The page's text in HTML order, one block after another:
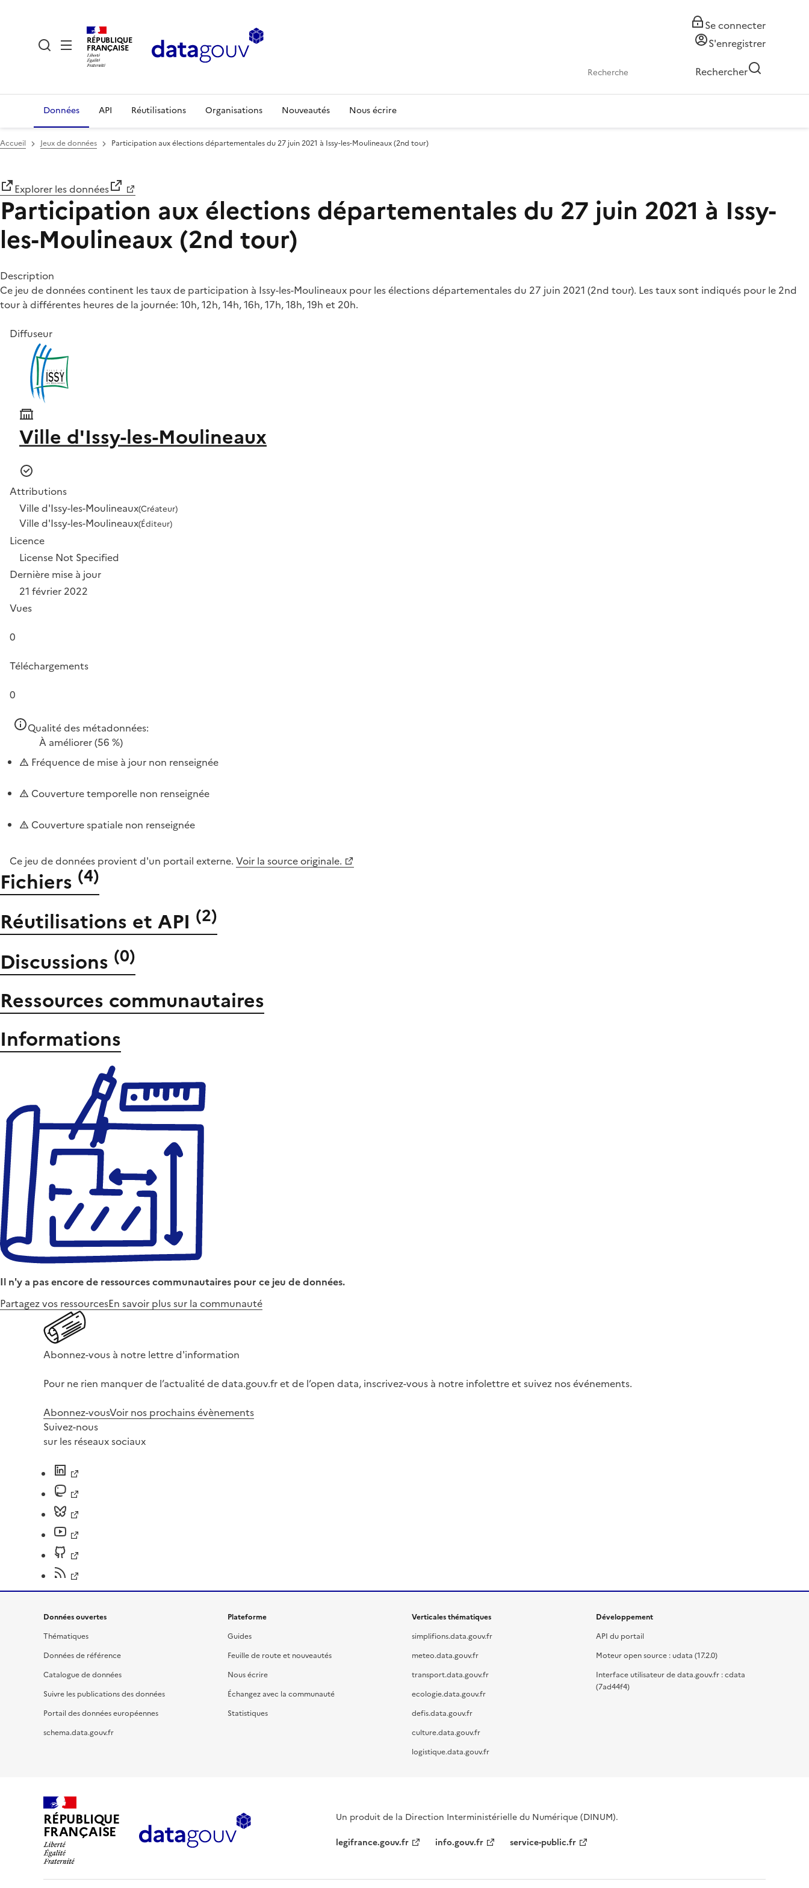
RÉPUBLIQUE
FRANÇAISE
Se connecter
S'enregistrer
Rechercher
Données API Réutilisations Organisations Nouveautés Nous écrire
Accueil Jeux de données Participation aux élections départementales du 27 juin 2021 à Issy-les-Moulineaux (2nd tour)
Explorer les données
Participation aux élections départementales du 27 juin 2021 à Issy-
les-Moulineaux (2nd tour)
Description
Ce jeu de données continent les taux de participation à Issy-les-Moulineaux pour les élections départementales du 27 juin 2021 (2nd tour). Les taux sont indiqués pour le 2nd
tour à différentes heures de la journée: 10h, 12h, 14h, 16h, 17h, 18h, 19h et 20h.
Diffuseur
Ville d'Issy-les-Moulineaux
Attributions
Ville d'Issy-les-Moulineaux(Créateur)
Ville d'Issy-les-Moulineaux(Éditeur)
Licence
License Not Specified
Dernière mise à jour
21 février 2022
Vues
0
Téléchargements
0
Qualité des métadonnées:
À améliorer(56 %)
Fréquence de mise à jour non renseignée
Couverture temporelle non renseignée
Couverture spatiale non renseignée
Ce jeu de données provient d'un portail externe. Voir la source originale.
Fichiers (4)
Réutilisations et API (2)
Discussions (0)
Ressources communautaires
Informations
Il n'y a pas encore de ressources communautaires pour ce jeu de données.
Partagez vos ressourcesEn savoir plus sur la communauté
Abonnez-vous à notre lettre d'information
Pour ne rien manquer de l’actualité de data.gouv.fr et de l’open data, inscrivez-vous à notre infolettre et suivez nos événements.
Abonnez-vousVoir nos prochains évènements
Suivez-nous
sur les réseaux sociaux
Données ouvertes
Thématiques
Données de référence
Catalogue de données
Suivre les publications des données
Portail des données européennes
schema.data.gouv.fr
Plateforme
Guides
Feuille de route et nouveautés
Nous écrire
Échangez avec la communauté
Statistiques
Verticales thématiques
simplifions.data.gouv.fr
meteo.data.gouv.fr
transport.data.gouv.fr
ecologie.data.gouv.fr
defis.data.gouv.fr
culture.data.gouv.fr
logistique.data.gouv.fr
Développement
API du portail
Moteur open source : udata (17.2.0)
Interface utilisateur de data.gouv.fr : cdata
(7ad44f4)
RÉPUBLIQUE
FRANÇAISE
Un produit de la Direction Interministérielle du Numérique (DINUM).
legifrance.gouv.fr
info.gouv.fr service-public.fr